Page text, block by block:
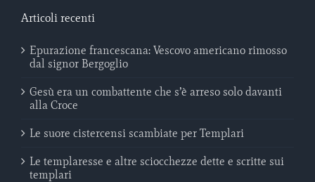
Articoli recenti
Epurazione francescana: Vescovo americano rimosso
dal signor Bergoglio
Gesù era un combattente che s’è arreso solo davanti
alla Croce
Le suore cistercensi scambiate per Templari
Le templaresse e altre sciocchezze dette e scritte sui
templari